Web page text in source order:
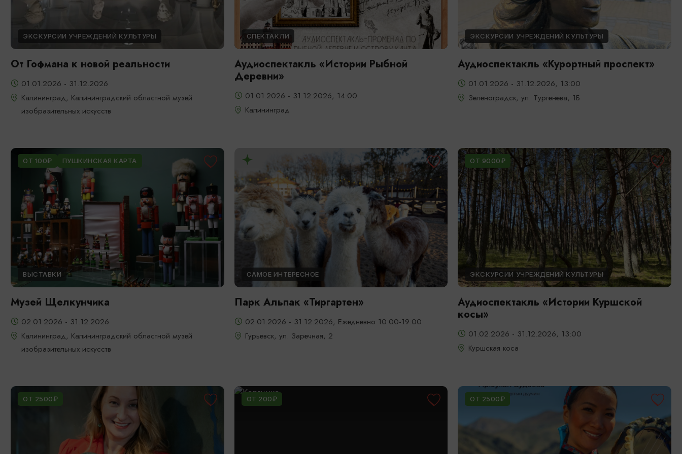
ЭКСКУРСИИ УЧРЕЖДЕНИЙ КУЛЬТУРЫ
От Гофмана к новой реальности
01.01.2026 - 31.12.2026
Калининград, Калининградский областной музей
изобразительных искусств
СПЕКТАКЛИ
Аудиоспектакль «Истории Рыбной
Деревни»
01.01.2026 - 31.12.2026, 14:00
Калининград
ЭКСКУРСИИ УЧРЕЖДЕНИЙ КУЛЬТУРЫ
Аудиоспектакль «Курортный проспект»
01.01.2026 - 31.12.2026, 13:00
Зеленоградск, ул. Тургенева, 1Б
ОТ 100₽ ПУШКИНСКАЯ КАРТА
ВЫСТАВКИ
Музей Щелкунчика
02.01.2026 - 31.12.2026
Калининград, Калининградский областной музей
изобразительных искусств
САМОЕ ИНТЕРЕСНОЕ
Парк Альпак «Тиргартен»
02.01.2026 - 31.12.2026, Ежедневно 10:00-19:00
Гурьевск, ул. Заречная, 2
ОТ 9000₽
ЭКСКУРСИИ УЧРЕЖДЕНИЙ КУЛЬТУРЫ
Аудиоспектакль «Истории Куршской
косы»
01.02.2026 - 31.12.2026, 13:00
Куршская коса
ОТ 2500₽ ОТ 200₽ ОТ 2500₽